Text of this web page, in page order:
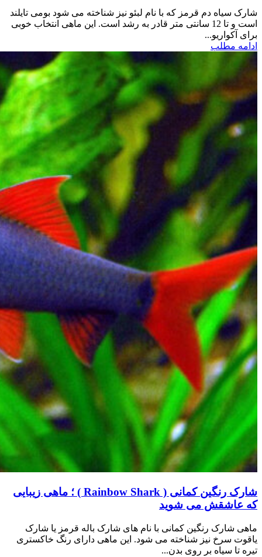
شارک سیاه دم قرمز که با نام لبئو نیز شناخته می شود بومی تایلند
است و تا 12 سانتی متر قادر به رشد است. این ماهی انتخاب خوبی
برای آکواریو...
ادامه مطلب
شارک رنگین کمانی ( Rainbow Shark ) ؛ ماهی زیبایی
که عاشقش می شوید
ماهی شارک رنگین کمانی با نام های شارک باله قرمز یا شارک
یاقوت سرخ نیز شناخته می شود. این ماهی دارای رنگ خاکستری
تیره تا سیاه بر روی بدن...